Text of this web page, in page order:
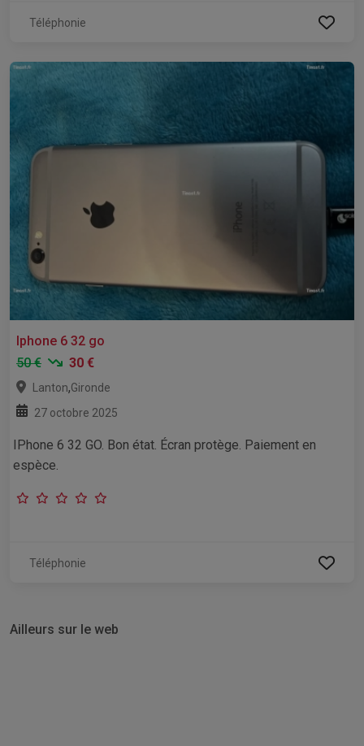
Téléphonie
Iphone 6 32 go
50 €
30 €
Lanton,Gironde
27 octobre 2025
IPhone 6 32 GO. Bon état. Écran protège. Paiement en
espèce.
Téléphonie
Ailleurs sur le web